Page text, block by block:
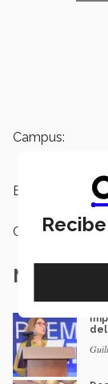
Campus:
Etiquetas:
Categoría:
Notas
del